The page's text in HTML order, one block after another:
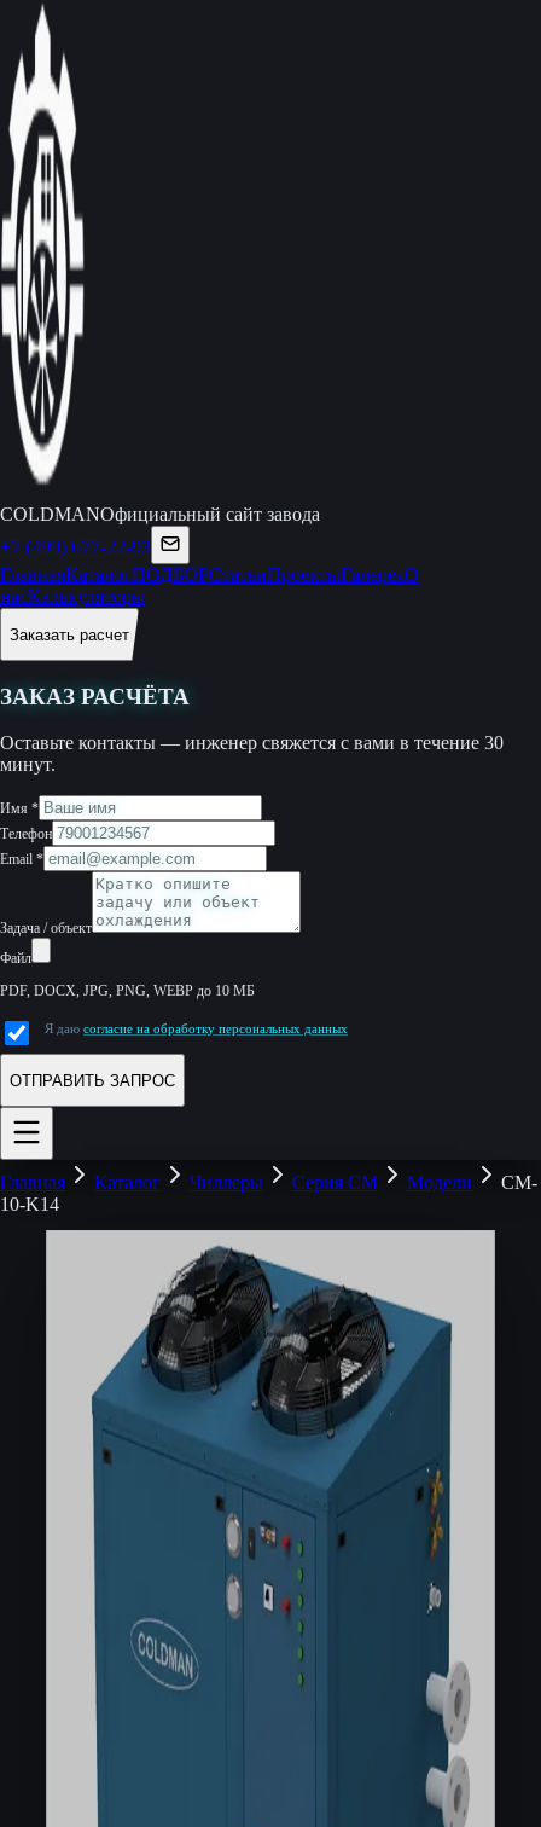
COLDMANОфициальный сайт завода
+7 (499) 677-22-93
ГлавнаяКаталогПОДБОРСтатьиПроектыГалереяО
насКалькуляторы
Заказать расчет
ЗАКАЗ РАСЧЁТА
Оставьте контакты — инженер свяжется с вами в течение 30
минут.
Имя *
Телефон
Email *
Задача / объект
Файл
PDF, DOCX, JPG, PNG, WEBP до 10 МБ
Я даю согласие на обработку персональных данных
ОТПРАВИТЬ ЗАПРОС
Главная Каталог Чиллеры Серия CM Модели
CM-
10-K14